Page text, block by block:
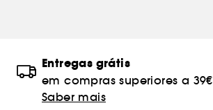
Entregas grátis
em compras superiores a 39€
Saber mais